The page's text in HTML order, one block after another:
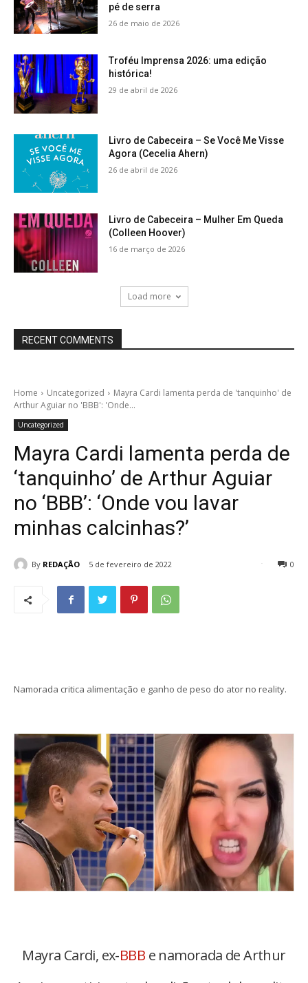
pé de serra
26 de maio de 2026
Troféu Imprensa 2026: uma edição
histórica!
29 de abril de 2026
Livro de Cabeceira – Se Você Me Visse
Agora (Cecelia Ahern)
26 de abril de 2026
Livro de Cabeceira – Mulher Em Queda
(Colleen Hoover)
16 de março de 2026
Load more
RECENT COMMENTS